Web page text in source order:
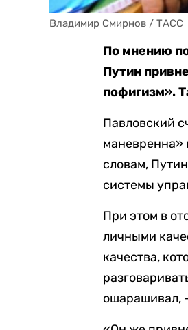
Владимир Смирнов / ТАСС
По мнению
Путин
пофигизм».
Павловский
маневренна»
словам,
системы
При этом в
личными
качества,
ошарашивал,